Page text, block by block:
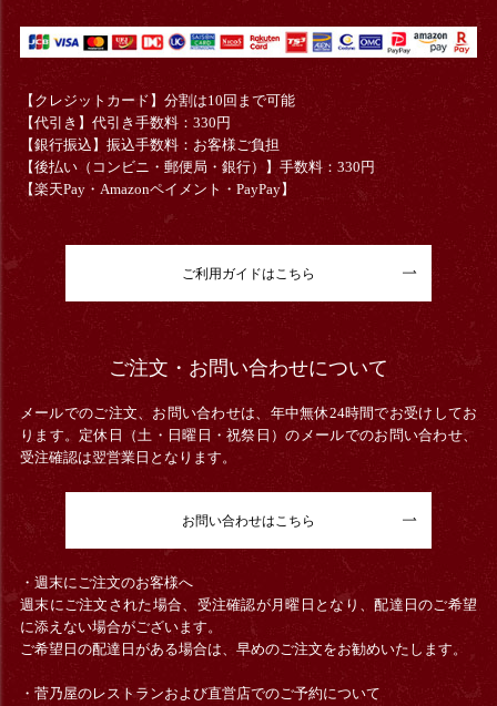
【クレジットカード】分割は10回まで可能
【代引き】代引き手数料：330円
【銀行振込】振込手数料：お客様ご負担
【後払い（コンビニ・郵便局・銀行）】手数料：330円
【楽天Pay・Amazonペイメント・PayPay】
ご利用ガイドはこちら
ご注文・お問い合わせについて
メールでのご注文、お問い合わせは、年中無休24時間でお受けしてお
ります。定休日（土・日曜日・祝祭日）のメールでのお問い合わせ、
受注確認は翌営業日となります。
お問い合わせはこちら
・週末にご注文のお客様へ
週末にご注文された場合、受注確認が月曜日となり、配達日のご希望
に添えない場合がございます。
ご希望日の配達日がある場合は、早めのご注文をお勧めいたします。
・菅乃屋のレストランおよび直営店でのご予約について